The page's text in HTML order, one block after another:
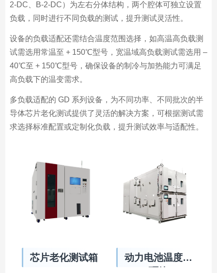
2-DC、B-2-DC）为左右分体结构，两个腔体可独立设置
负载，同时进行不同负载的测试，提升测试灵活性。
设备的负载适配还需结合温度范围选择，如高温高负载测
试需选用常温至 + 150℃型号，宽温域高负载测试需选用 –
40℃至 + 150℃型号，确保设备的制冷与加热能力可满足
高负载下的温变需求。
多负载适配的 GD 系列设备，为不同功率、不同批次的半
导体芯片老化测试提供了灵活的解决方案，可根据测试需
求选择标准配置或定制化负载，提升测试效率与适配性。
芯片老化测试箱
动力电池温度循